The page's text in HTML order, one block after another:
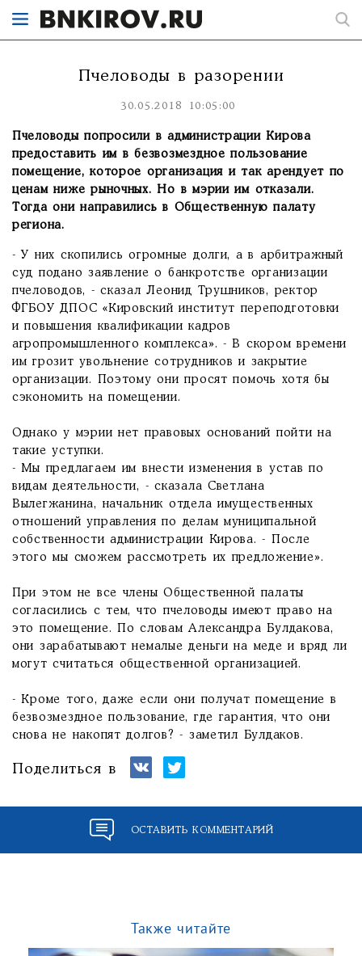
Пчеловоды в разорении
30.05.2018 10:05:00
Пчеловоды попросили в администрации Кирова
предоставить им в безвозмездное пользование
помещение, которое организация и так арендует по
ценам ниже рыночных. Но в мэрии им отказали.
Тогда они направились в Общественную палату
региона.
- У них скопились огромные долги, а в арбитражный
суд подано заявление о банкротстве организации
пчеловодов, - сказал Леонид Трушников, ректор
ФГБОУ ДПОС «Кировский институт переподготовки
и повышения квалификации кадров
агропромышленного комплекса». - В скором времени
им грозит увольнение сотрудников и закрытие
организации. Поэтому они просят помочь хотя бы
сэкономить на помещении.
Однако у мэрии нет правовых оснований пойти на
такие уступки.
- Мы предлагаем им внести изменения в устав по
видам деятельности, - сказала Светлана
Вылегжанина, начальник отдела имущественных
отношений управления по делам муниципальной
собственности администрации Кирова. - После
этого мы сможем рассмотреть их предложение».
При этом не все члены Общественной палаты
согласились с тем, что пчеловоды имеют право на
это помещение. По словам Александра Булдакова,
они зарабатывают немалые деньги на меде и вряд ли
могут считаться общественной организацией.
- Кроме того, даже если они получат помещение в
безвозмездное пользование, где гарантия, что они
снова не накопят долгов? - заметил Булдаков.
Поделиться в
ОСТАВИТЬ КОММЕНТАРИЙ
Также читайте